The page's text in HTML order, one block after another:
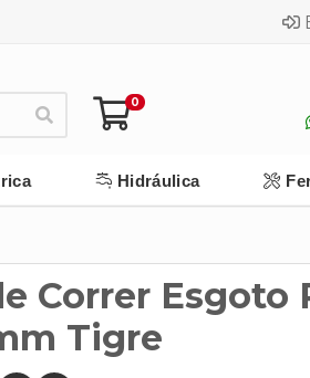
0
Hidráulica
Correr Esgoto
Tigre